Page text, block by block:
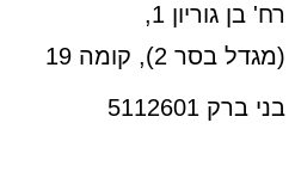
רח' בן גוריון 1,
(מגדל בסר 2), קומה 19
בני ברק 5112601